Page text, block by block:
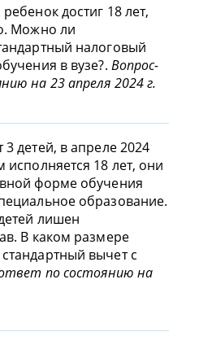
достиг 18 лет,
Можно ли
налоговый
в вузе?. Вопрос-
на 23 апреля 2024 г.
детей, в апреле 2024
исполняется 18 лет, они
форме обучения
образование.
лишен
В каком размере
вычет с
по состоянию на